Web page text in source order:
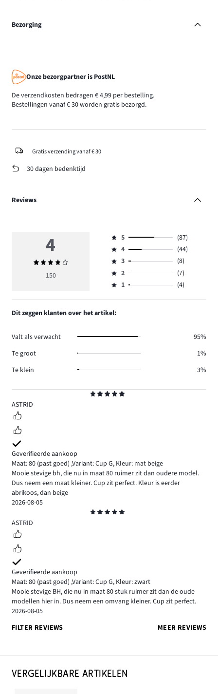
Bezorging
Onze bezorgpartner is PostNL
De verzendkosten bedragen € 4,99 per bestelling.
Bestellingen vanaf € 30 worden gratis bezorgd.
Gratis verzending vanaf € 30
30 dagen bedenktijd
Reviews
5
ASTRID
Geverifieerde aankoop
Maat: 80 (past goed) ,Variant: Cup G, Kleur: mat beige
Mooie stevige bh, die nu in maat 80 ruimer zit dan oudere model.
Dus neem een maat kleiner. Cup zit perfect. Kleur is eerder
abrikoos, dan beige
2026-08-05
5
ASTRID
Geverifieerde aankoop
Maat: 80 (past goed) ,Variant: Cup G, Kleur: zwart
Mooie stevige BH, die nu in maat 80 stuk ruimer zit dan de oude
modellen hier in. Dus neem een omvang kleiner. Cup zit perfect.
2026-08-05
FILTER REVIEWS
MEER REVIEWS
4
Gemiddelde
beoordeling
150
Beoordeling
5,
aantal
reviews
87.
5
(87)
Beoordeling
4,
aantal
reviews
4
(44)
Beoordeling
3,
aantal
3
(8)
Beoordeling
2,
7.
2
(7)
Beoordeling
1,
aantal
reviews
1 (4)
Dit zeggen klanten over het artikel:
Valt als verwacht
95%
Te groot
1%
Te klein
3%
VERGELIJKBARE ARTIKELEN